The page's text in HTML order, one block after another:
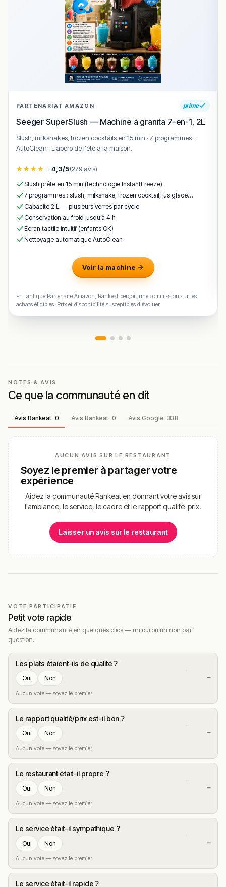
Questions fréquentes
Quel est le prix moyen chez L’Ossau Restaurant ?
Comptez environ 40-70€ par personne hors boisson
selon la formule choisie.
L’Ossau Restaurant est-il distingué ?
Faut-il réserver ?
grandes occasions.
Conclusion
Pau, où la qualité du produit rencontre l’accueil
chaleureux des restaurateurs béarnais. L’adresse est
distinguée par Bib Gourmand.
Côté carte, on retient particulièrement poule au pot farcie
au veau foie gras et morilles, produits locaux de saison,
plat signature du chef, qui composent une offre fidèle à
32 Rue Tran, 64000 Pau, on retient
L’Ossau Restaurant, à deux pas du château Henri IV et du
!
Texte généré par intelligence artificielle, en attente de
validation humaine.
nous aider en vous rendant sur : Améliorer la fiche de cet
PARTENARIAT AMAZON prime
Seeger SuperSlush — Machine à granita 7-en-1, 2L
Slush, milkshakes, frozen cocktails en 15 min · 7 programmes ·
AutoClean · L'apéro de l'été à la maison.
★★★★ 4,3/5(279 avis)
Slush prête en 15 min (technologie InstantFreeze)
7 programmes : slush, milkshake, frozen cocktail, jus glacé…
Capacité 2 L — plusieurs verres par cycle
Conservation au froid jusqu’à 4 h
Écran tactile intuitif (enfants OK)
Nettoyage automatique AutoClean
Voir la machine
En tant que Partenaire Amazon, Rankeat perçoit une commission sur les
achats éligibles. Prix et disponibilité susceptibles d'évoluer.
NOTES & AVIS
Ce que la communauté en dit
Avis Rankeat 0 Avis Rankeat 0 Avis Google 338
AUCUN AVIS SUR LE RESTAURANT
Soyez le premier à partager votre
expérience
Aidez la communauté Rankeat en donnant votre avis sur
l'ambiance, le service, le cadre et le rapport qualité-prix.
Laisser un avis sur le restaurant
VOTE PARTICIPATIF
Petit vote rapide
Aidez la communauté en quelques clics — un oui ou un non par
question.
Les plats étaient-ils de qualité ?
Oui Non
Aucun vote — soyez le premier
—
Le rapport qualité/prix est-il bon ?
Oui Non
Aucun vote — soyez le premier
—
Le restaurant était-il propre ?
Oui Non
Aucun vote — soyez le premier
—
Le service était-il sympathique ?
Oui Non
Aucun vote — soyez le premier
—
Le service était-il rapide ?